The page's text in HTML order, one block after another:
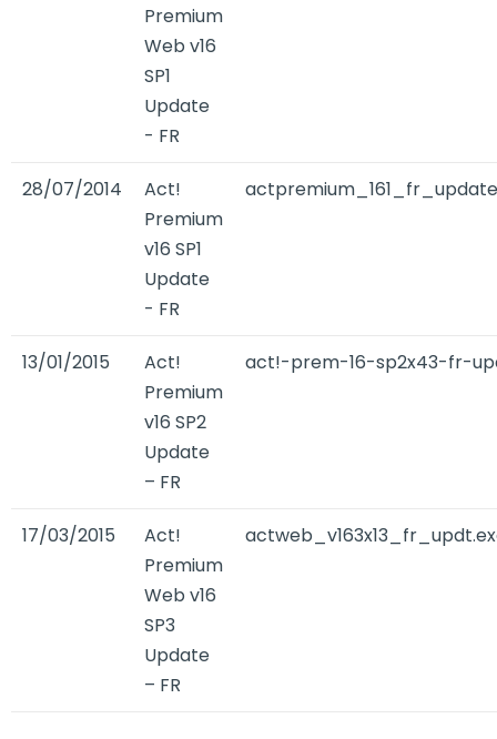
Premium
Web v16
SP1
Update
- FR
28/07/2014
Act!
Premium
v16 SP1
Update
- FR
13/01/2015
Act!
Premium
v16 SP2
Update
– FR
act!-prem-16-sp2x43-fr-
17/03/2015
Act!
Premium
Web v16
SP3
Update
– FR